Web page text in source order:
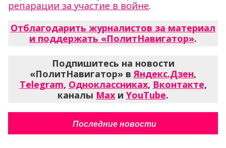
репарации за участие в войне.
Отблагодарить журналистов за материал
и поддержать «ПолитНавигатор».
Подпишитесь на новости
«ПолитНавигатор» вЯндекс.Дзен,
Telegram, Одноклассниках, Вконтакте,
каналы Max и YouTube.
Последние новости